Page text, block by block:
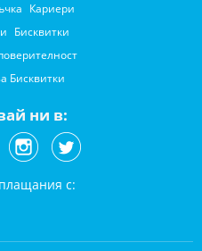
Кариери
Бисквитки
Бисквитки
ни в:
с: